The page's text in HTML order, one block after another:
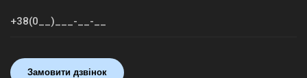
Замовити дзвінок